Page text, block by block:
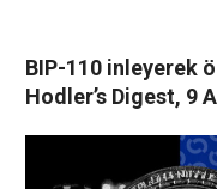
BIP-110 inleyerek
Hodler’s Digest, 9